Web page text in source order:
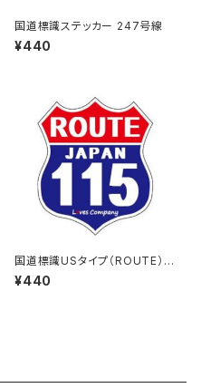
国道標識ステッカー 247号線
¥440
国道標識USタイプ（ROUTE）ス
テッカー 115号線
¥440